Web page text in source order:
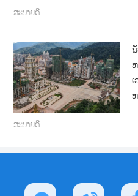
ສະບາຍດີ
ສະບາຍດີ